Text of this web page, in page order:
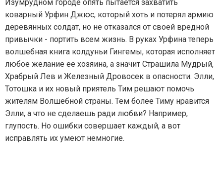
Изумрудном городе опять пытается захватить
коварный Урфин Джюс, который хоть и потерял армию
деревянных солдат, но не отказался от своей вредной
привычки - портить всем жизнь. В руках Урфина теперь
волшебная книга колдуньи Гингемы, которая исполняет
любое желание ее хозяина, а значит Страшила Мудрый,
Храбрый Лев и Железный Дровосек в опасности. Элли,
Тотошка и их новый приятель Тим решают помочь
жителям Волшебной страны. Тем более Тиму нравится
Элли, а что не сделаешь ради любви? Например,
глупость. Но ошибки совершает каждый, а вот
исправлять их умеют немногие.